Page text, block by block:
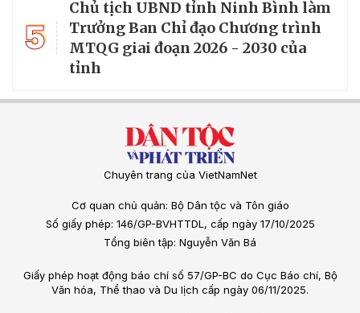
5
Chủ tịch UBND tỉnh Ninh Bình làm
Trưởng Ban Chỉ đạo Chương trình
MTQG giai đoạn 2026 - 2030 của
tỉnh
Chuyên trang của VietNamNet
Cơ quan chủ quản: Bộ Dân tộc và Tôn giáo
Số giấy phép: 146/GP-BVHTTDL, cấp ngày 17/10/2025
Tổng biên tập: Nguyễn Văn Bá
Giấy phép hoạt động báo chí số 57/GP-BC do Cục Báo chí, Bộ
Văn hóa, Thể thao và Du lịch cấp ngày 06/11/2025.